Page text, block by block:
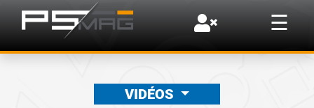
☰
×
VIDÉOS